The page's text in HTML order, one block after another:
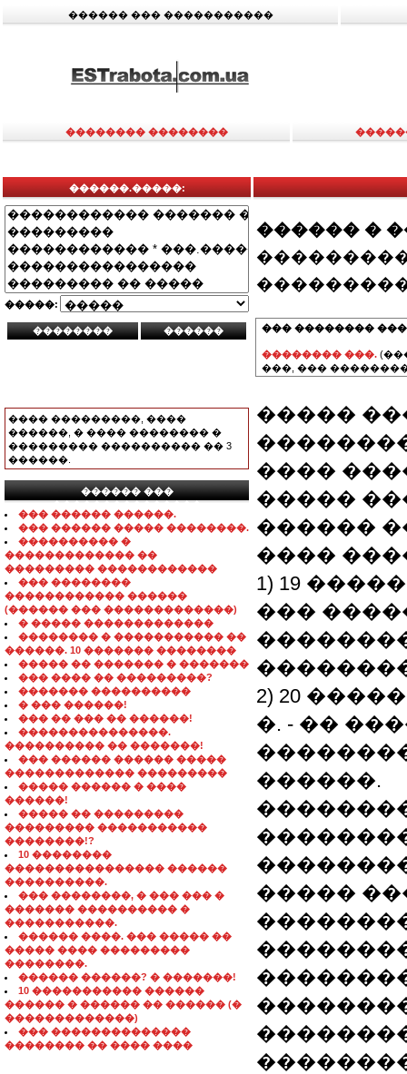
������ ��� �����������
�������� ��������
������.�����:
�����:
���� ���������, ����
������, � ���� �������� �
��������� ���������� �� 3
������.
������ ���
���������������
��� ������ ������.
��� ������ ����� ��������.
���������� �
������������� ��
��������� ������������
��� ��������
������������ ������
(������ ��� �������������)
� ����� �������������
�������� � ����������� ��
������. 10 ������� ��������
����� �� ������� � �������
��� ���� �� ���������?
������� ����������
� ��� ������!
��� �� ��� �� ������!
���������������.
���������� �� �������!
��� ������ ������ �����
������������� ���������
����� ������ � ����
������!
����� �� ���������
��������� �����������
��������!?
10 ��������
���������������� ������
����������.
��� ��������, � ��� ��� �
������� ���������� �
�����������.
������ ����. ��� ����� ��
����� ���� ���������
��������.
������ ������? � �������!
10 ����������� ������
������ � ������ �� ������ (�
�������������)
��� ��������������
�������� �� ���� ����
������ �
��� ��������
�������� ���.
���, ���
�����
��������
����
�����
������
����
1) 19
���
2) 20
�. - ��
������.
�����